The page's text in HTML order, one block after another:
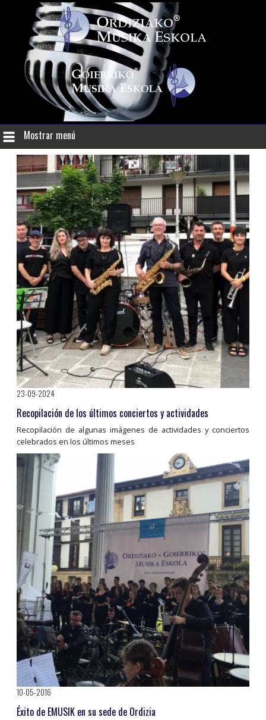
Mostrar menú
23-09-2024
Recopilación de los últimos conciertos y actividades
Recopilación de algunas imágenes de actividades y conciertos
celebrados en los últimos meses
10-05-2016
Éxito de EMUSIK en su sede de Ordizia